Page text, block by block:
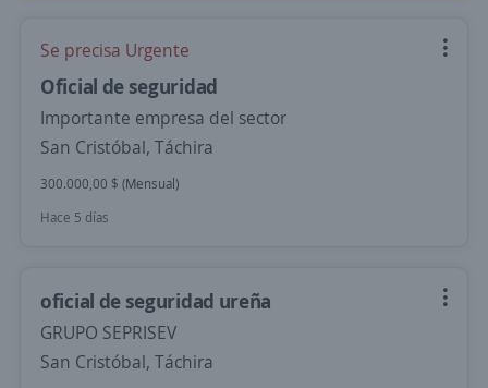
Se precisa Urgente
Oficial de seguridad
Importante empresa del sector
San Cristóbal, Táchira
300.000,00 $ (Mensual)
Hace 5 días
oficial de seguridad ureña
GRUPO SEPRISEV
San Cristóbal, Táchira